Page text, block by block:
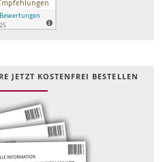
JETZT KOSTEN­FREI BESTELLEN